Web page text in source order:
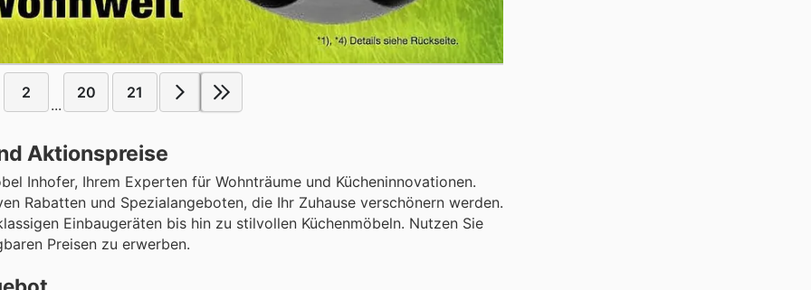
2
...
20 21
Aktionspreise
Inhofer, Ihrem Experten für Wohnträume und Kücheninnovationen.
Rabatten und Spezialangeboten, die Ihr Zuhause verschönern werden.
Einbaugeräten bis hin zu stilvollen Küchenmöbeln. Nutzen Sie
Preisen zu erwerben.